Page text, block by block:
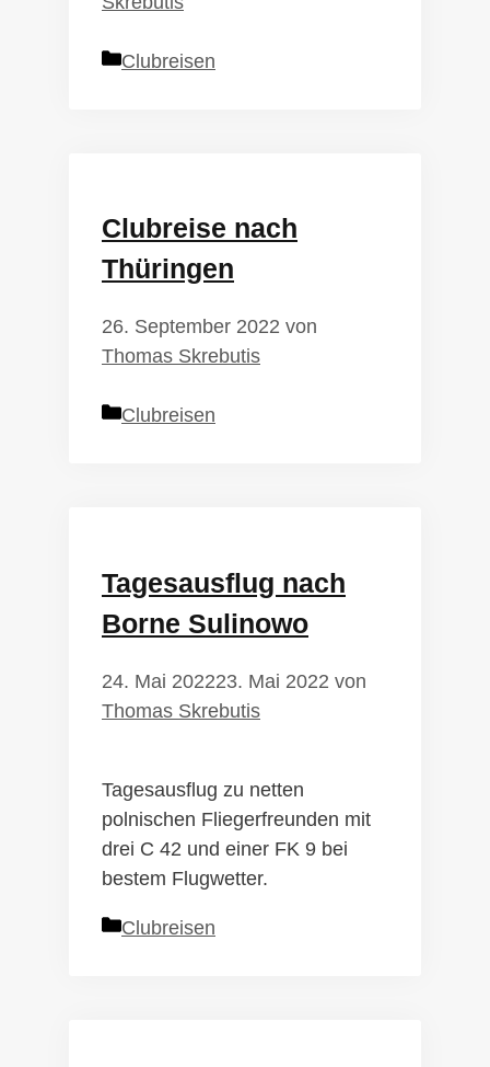
Kategorien
Clubreisen
Clubreise nach
Thüringen
26. September 2022 von
Thomas Skrebutis
Kategorien
Clubreisen
Tagesausflug nach
Borne Sulinowo
24. Mai 202223. Mai 2022 von
Thomas Skrebutis
Tagesausflug zu netten
polnischen Fliegerfreunden mit
drei C 42 und einer FK 9 bei
bestem Flugwetter.
Kategorien
Clubreisen